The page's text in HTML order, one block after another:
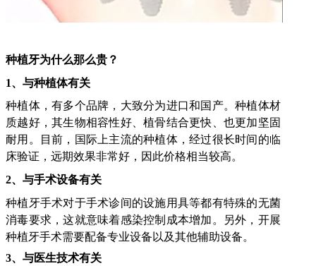
种植牙为什么那么贵？
1、与种植体有关
种植体，有多个品牌，大致分为进口和国产。种植体材
质越好，其生物相容性好、植骨结合更快、也更加坚固
耐用。
目前，国际上主流的种植体，经过很长时间的临
床验证，远期效果非常好，因此价格相当较高。
2、 与手术设备有关
种植牙手术对于手术诊间的设施用具等都有特殊的无菌
消毒要求，这就意味着感染控制成本增加。另外，开展
种植牙手术需要配备专业设备以及其他辅助设备。
3、与医生技术有关